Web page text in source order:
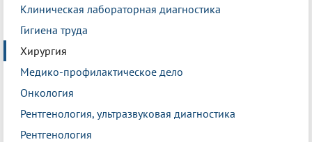
Клиническая лабораторная диагностика
Гигиена труда
Хирургия
Медико-профилактическое дело
Онкология
Рентгенология, ультразвуковая диагностика
Рентгенология